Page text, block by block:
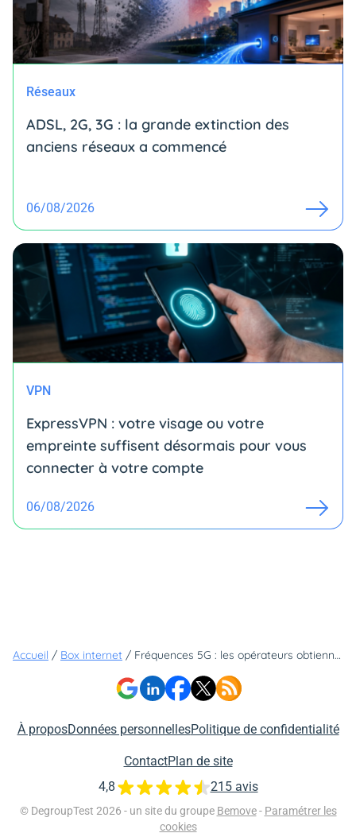
Réseaux
ADSL, 2G, 3G : la grande extinction des
anciens réseaux a commencé
06/08/2026
VPN
ExpressVPN : votre visage ou votre
empreinte suffisent désormais pour vous
connecter à votre compte
06/08/2026
Accueil / Box internet / Fréquences 5G : les opérateurs obtiennent un étalement du paiement
À proposDonnées personnellesPolitique de confidentialité
ContactPlan de site
© DegroupTest 2026 - un site du groupe Bemove - Paramétrer les
cookies
4,8 215 avis